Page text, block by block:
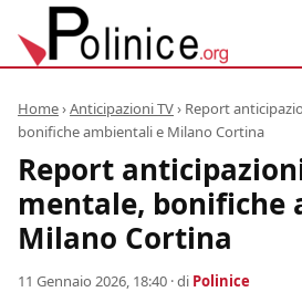
Home›Anticipazioni TV› Report
bonifiche ambientali e Milano Cortina
Report
mentale, bonifiche
Milano Cortina
11 Gennaio 2026, 18:40 · di Polinice